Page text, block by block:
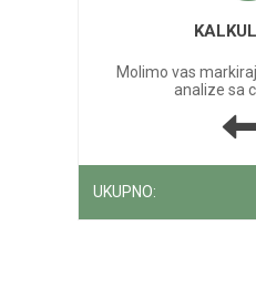
Molimo vas
analize sa
UKUPNO: